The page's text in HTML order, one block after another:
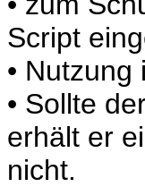
Script
•
• Sollte
erhält er
nicht.